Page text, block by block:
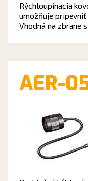
Rýchloupínacia
umožňuje
Vhodná na zbrane s
AER-